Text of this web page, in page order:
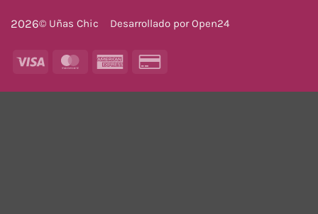
2026© Uñas Chic Desarrollado porOpen24
Visa MasterCardAmerican